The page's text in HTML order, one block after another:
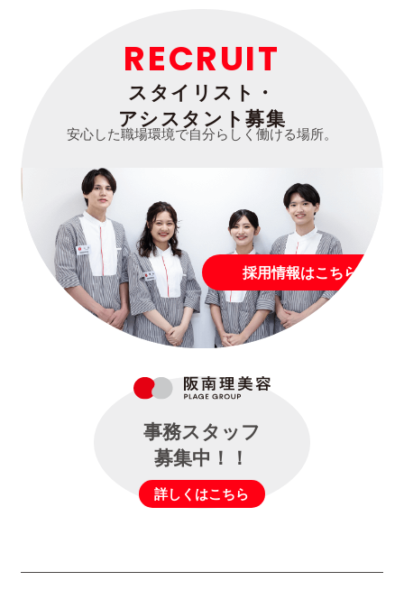
RECRUIT
スタイリスト・
アシスタント募集
安心した職場環境で自分らしく働ける場所。
採用情報はこちら
事務スタッフ
募集中！！
詳しくはこちら